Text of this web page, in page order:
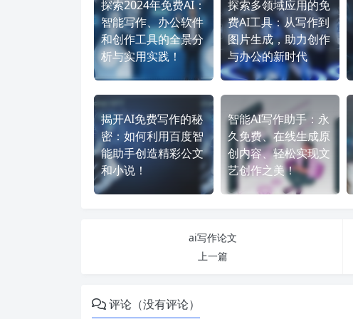
探索2024年免费AI：
智能写作、办公软件
和创作工具的全景分
析与实用实践！
探索多领域应用的免
费AI工具：从写作到
图片生成，助力创作
与办公的新时代
揭开AI免费写作的秘
密：如何利用百度智
能助手创造精彩公文
和小说！
智能AI写作助手：永
久免费、在线生成原
创内容、轻松实现文
艺创作之美！
ai写作论文
上一篇
评论（没有评论）